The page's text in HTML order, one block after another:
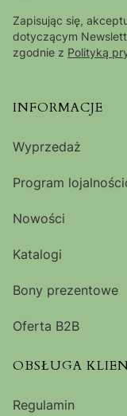
Zapisując się,
dotyczącym
zgodnie z Polityką
Linki w
INFORMACJE
Wyprzedaż
Program
Nowości
Katalogi
Bony prezentowe
Oferta B2B
OBSŁUGA
Regulamin